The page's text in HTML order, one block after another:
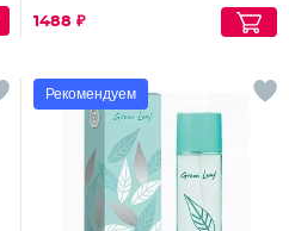
1488 ₽
Рекомендуем